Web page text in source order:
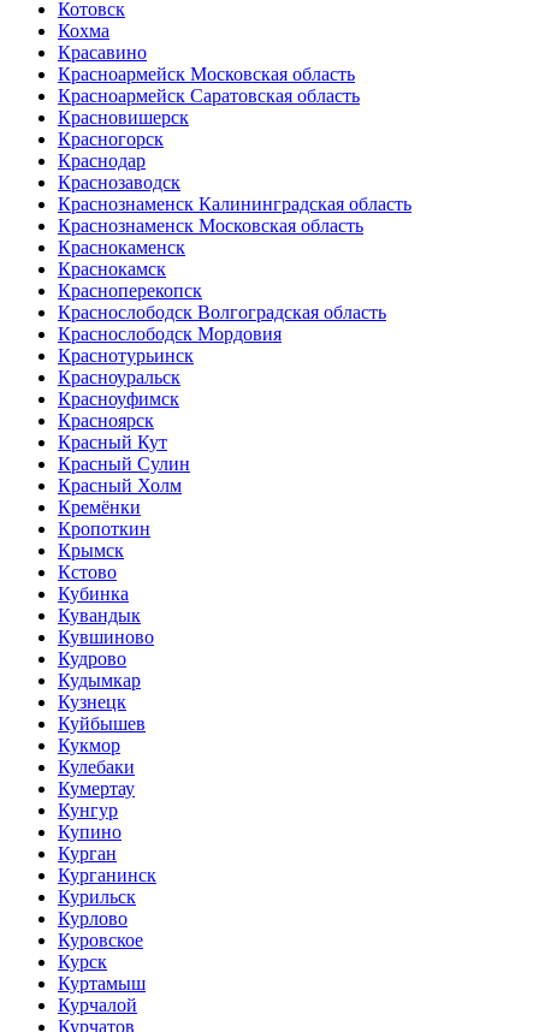
Котовск
Кохма
Красавино
Красноармейск Московская область
Красноармейск Саратовская область
Красновишерск
Красногорск
Краснодар
Краснозаводск
Краснознаменск Калининградская область
Краснознаменск Московская область
Краснокаменск
Краснокамск
Красноперекопск
Краснослободск Волгоградская область
Краснослободск Мордовия
Краснотурьинск
Красноуральск
Красноуфимск
Красноярск
Красный Кут
Красный Сулин
Красный Холм
Кремёнки
Кропоткин
Крымск
Кстово
Кубинка
Кувандык
Кувшиново
Кудрово
Кудымкар
Кузнецк
Куйбышев
Кукмор
Кулебаки
Кумертау
Кунгур
Купино
Курган
Курганинск
Курильск
Курлово
Куровское
Курск
Куртамыш
Курчалой
Курчатов